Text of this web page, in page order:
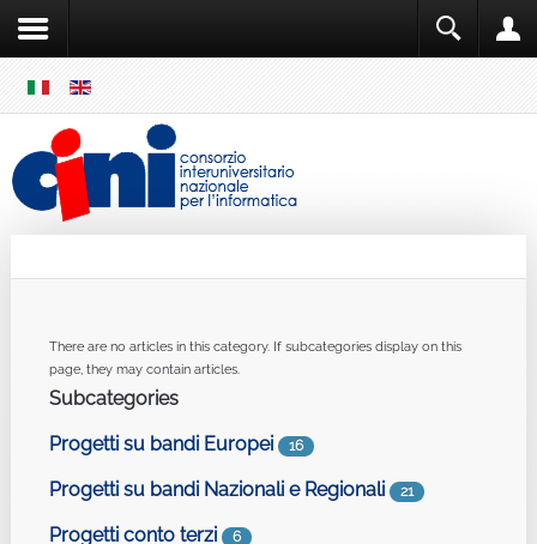
MENU
There are no articles in this category. If subcategories display on this
page, they may contain articles.
Subcategories
Progetti su bandi Europei
16
Progetti su bandi Nazionali e Regionali 21
Progetti conto terzi 6